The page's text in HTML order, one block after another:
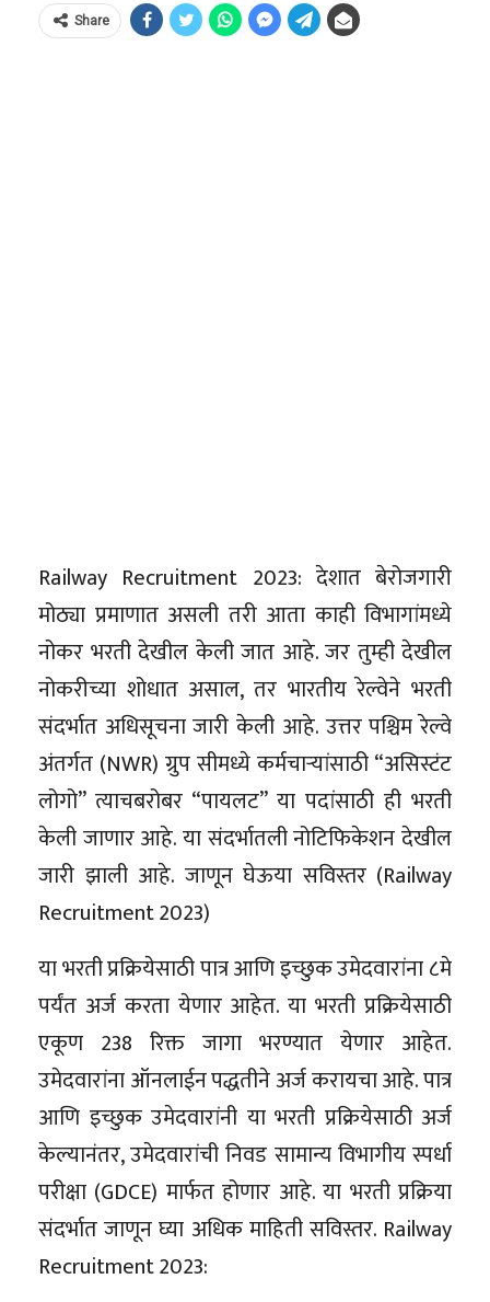
Share
Railway Recruitment 2023: देशात बेरोजगारी
मोठ्या प्रमाणात असली तरी आता काही विभागांमध्ये
नोकर भरती देखील केली जात आहे. जर तुम्ही देखील
नोकरीच्या शोधात असाल, तर भारतीय रेल्वेने भरती
संदर्भात अधिसूचना जारी केली आहे. उत्तर पश्चिम रेल्वे
अंतर्गत (NWR) ग्रुप सीमध्ये कर्मचाऱ्यांसाठी “असिस्टंट
लोगो” त्याचबरोबर “पायलट” या पदांसाठी ही भरती
केली जाणार आहे. या संदर्भातली नोटिफिकेशन देखील
जारी झाली आहे. जाणून घेऊया सविस्तर (Railway
Recruitment 2023)
या भरती प्रक्रियेसाठी पात्र आणि इच्छुक उमेदवारांना ८मे
पर्यंत अर्ज करता येणार आहेत. या भरती प्रक्रियेसाठी
एकूण 238 रिक्त जागा भरण्यात येणार आहेत.
उमेदवारांना ऑनलाईन पद्धतीने अर्ज करायचा आहे. पात्र
आणि इच्छुक उमेदवारांनी या भरती प्रक्रियेसाठी अर्ज
केल्यानंतर, उमेदवारांची निवड सामान्य विभागीय स्पर्धा
परीक्षा (GDCE) मार्फत होणार आहे. या भरती प्रक्रिया
संदर्भात जाणून घ्या अधिक माहिती सविस्तर. Railway
Recruitment 2023: